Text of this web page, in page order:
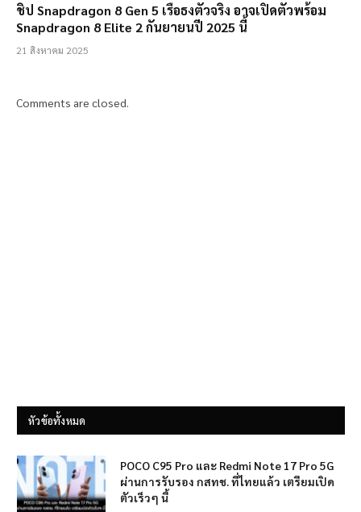
ชิป Snapdragon 8 Gen 5 เรือธงตัวจริง อาจเปิดตัวพร้อม
Snapdragon 8 Elite 2 กันยายนปี 2025 นี้
21 สิงหาคม 2025
Comments are closed.
หัวข้อทั้งหมด
POCO C95 Pro และ Redmi Note 17 Pro 5G
ผ่านการรับรอง กสทช. ที่ไทยแล้ว เตรียมเปิด
ตัวเร็วๆ นี้